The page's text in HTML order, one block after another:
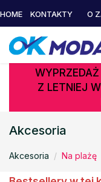
HOME KONTAKTY O
Z LETNIEJ
Akcesoria
Akcesoria Na plażę